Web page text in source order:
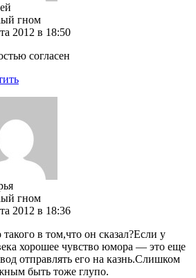
гном
2012 в 18:50
согласен
гном
2012 в 18:36
в том,что он сказал?Если у
хорошее чувство юмора — это еще
отправлять его на казнь.Слишком
быть тоже глупо.